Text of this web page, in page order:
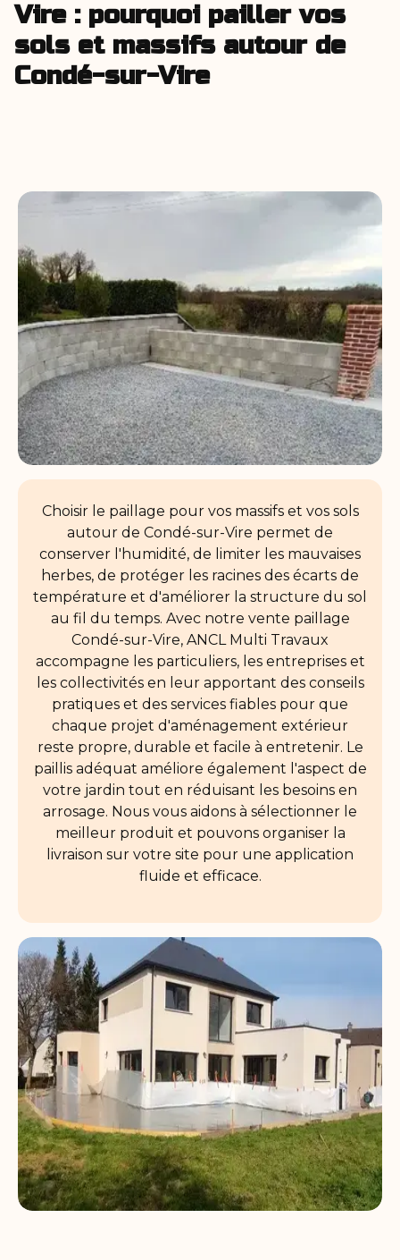
Vire : pourquoi pailler vos
sols et massifs autour de
Condé-sur-Vire
Choisir le paillage pour vos massifs et vos sols
autour de Condé-sur-Vire permet de
conserver l'humidité, de limiter les mauvaises
herbes, de protéger les racines des écarts de
température et d'améliorer la structure du sol
au fil du temps. Avec notre vente paillage
Condé-sur-Vire, ANCL Multi Travaux
accompagne les particuliers, les entreprises et
les collectivités en leur apportant des conseils
pratiques et des services fiables pour que
chaque projet d'aménagement extérieur
reste propre, durable et facile à entretenir. Le
paillis adéquat améliore également l'aspect de
votre jardin tout en réduisant les besoins en
arrosage. Nous vous aidons à sélectionner le
meilleur produit et pouvons organiser la
livraison sur votre site pour une application
fluide et efficace.